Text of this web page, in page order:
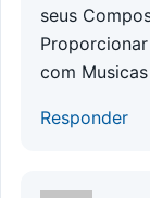
seus
com
Responder